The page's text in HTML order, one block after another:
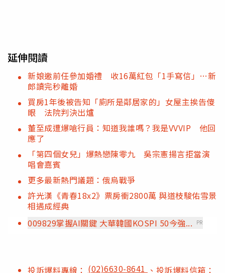
延伸閱讀
新娘邀前任參加婚禮 收16萬紅包「1手寫信」…新
郎讀完秒離婚
買房1年後被告知「廁所是鄰居家的」女屋主挨告傻
眼 法院判決出爐
董至成遭爆嗆行員：知道我誰嗎？我是VVVIP 他回
應了
「第四個女兒」爆熱戀陳零九 吳宗憲揚言拒當演
唱會嘉賓
更多最新熱門議題：俄烏戰爭
許光漢《青春18x2》票房衝2800萬 與道枝駿佑雪景
相遇成經典
009829掌握AI關鍵 大華韓國KOSPI 50今強...
PR
投訴爆料專線： (02)6630-8641 、投訴爆料信箱：